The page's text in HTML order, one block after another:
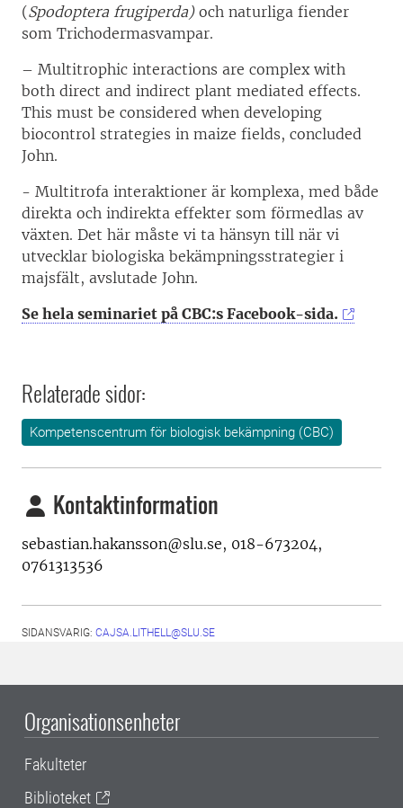
(Spodoptera frugiperda)och naturliga fiender
som Trichodermasvampar.
– Multitrophic interactions are complex with
both direct and indirect plant mediated effects.
This must be considered when developing
biocontrol strategies in maize fields, concluded
John.
- Multitrofa interaktioner är komplexa, med både
direkta och indirekta effekter som förmedlas av
växten. Det här måste vi ta hänsyn till när vi
utvecklar biologiska bekämpningsstrategier i
majsfält, avslutade John.
Se hela seminariet på CBC:s Facebook-sida.
Relaterade sidor:
Kompetenscentrum för biologisk bekämpning (CBC)
Kontaktinformation
sebastian.hakansson@slu.se, 018-673204,
0761313536
SIDANSVARIG: CAJSA.LITHELL@SLU.SE
Organisationsenheter
Fakulteter
Biblioteket